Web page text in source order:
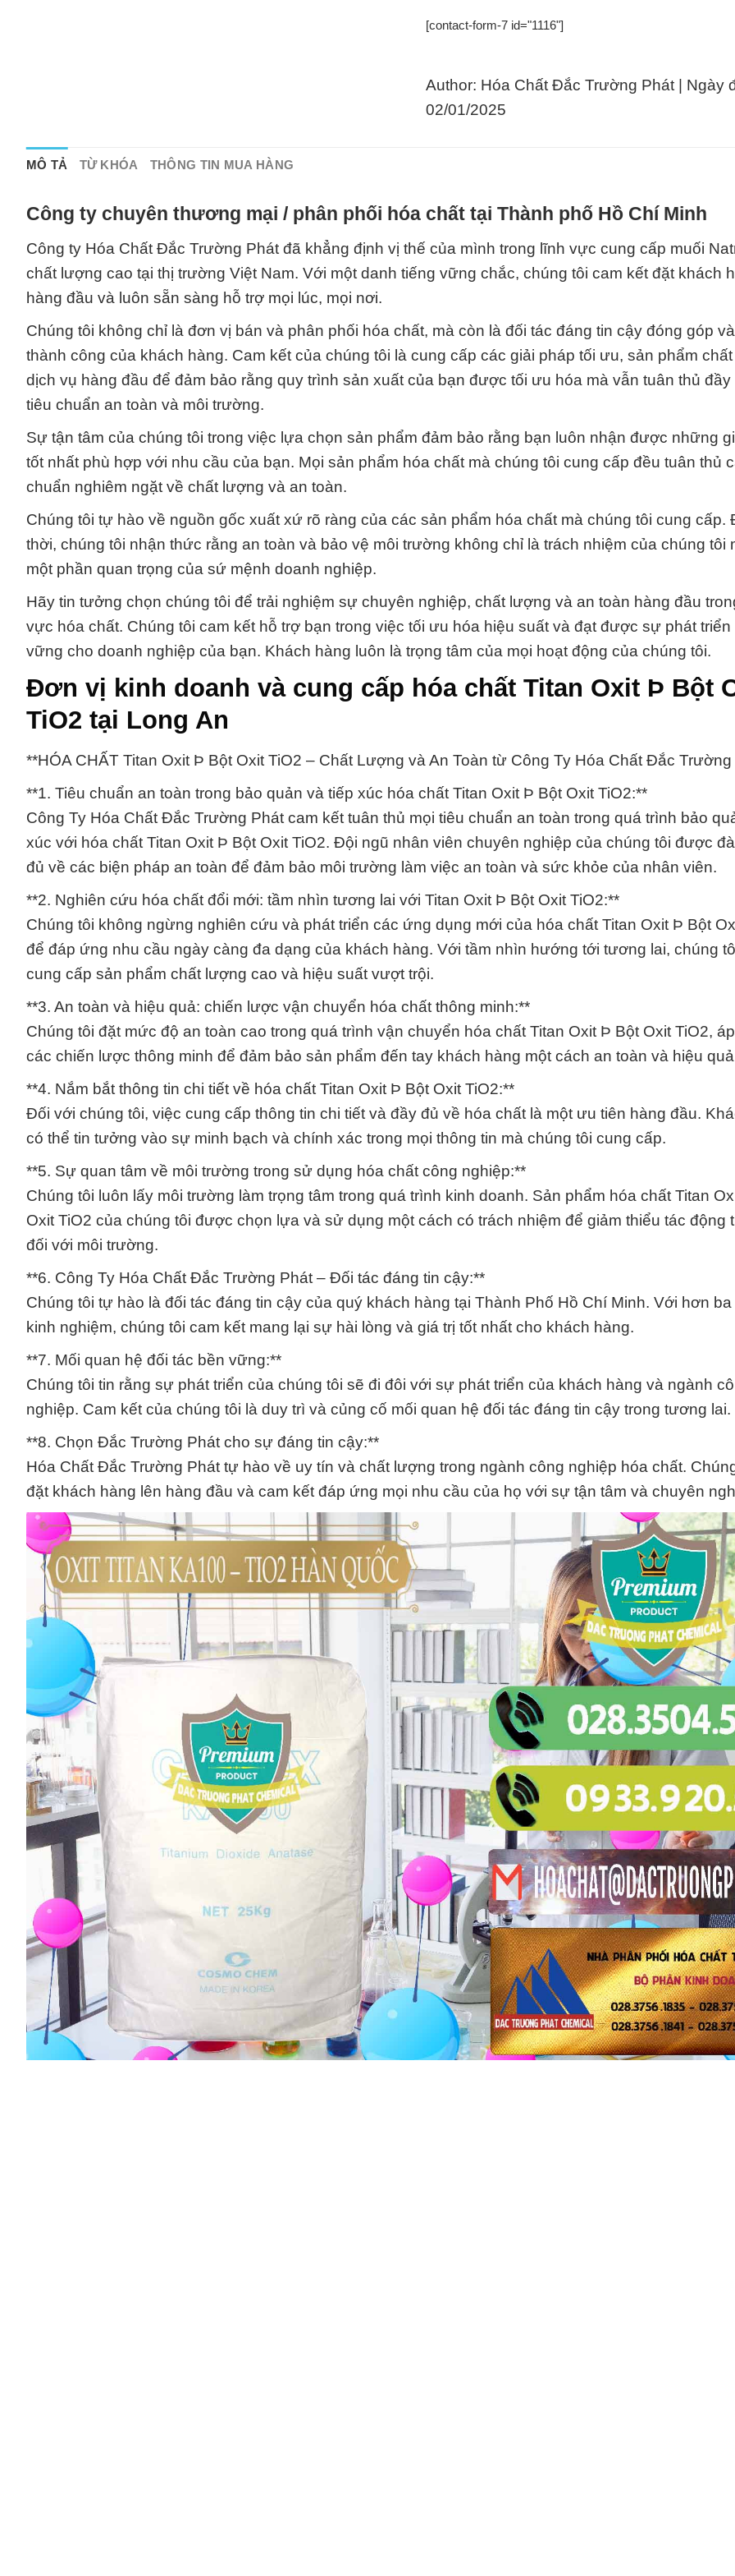
[contact-form-7 id="1116"]
Author: Hóa Chất Đắc Trường Phát | Ngày
02/01/2025
MÔ TẢ TỪ KHÓA THÔNG TIN MUA HÀNG
Công ty chuyên thương mại / phân phối hóa chất tại Thành phố Hồ Chí Minh
Công ty Hóa Chất Đắc Trường Phát đã khẳng định vị thế của mình trong lĩnh vực cung cấp muối
chất lượng cao tại thị trường Việt Nam. Với một danh tiếng vững chắc, chúng tôi cam kết đặt khách
hàng đầu và luôn sẵn sàng hỗ trợ mọi lúc, mọi nơi.
Chúng tôi không chỉ là đơn vị bán và phân phối hóa chất, mà còn là đối tác đáng tin cậy đóng góp
thành công của khách hàng. Cam kết của chúng tôi là cung cấp các giải pháp tối ưu, sản phẩm
dịch vụ hàng đầu để đảm bảo rằng quy trình sản xuất của bạn được tối ưu hóa mà vẫn tuân thủ đầy
tiêu chuẩn an toàn và môi trường.
Sự tận tâm của chúng tôi trong việc lựa chọn sản phẩm đảm bảo rằng bạn luôn nhận được những
tốt nhất phù hợp với nhu cầu của bạn. Mọi sản phẩm hóa chất mà chúng tôi cung cấp đều tuân thủ
chuẩn nghiêm ngặt về chất lượng và an toàn.
Chúng tôi tự hào về nguồn gốc xuất xứ rõ ràng của các sản phẩm hóa chất mà chúng tôi cung cấp.
thời, chúng tôi nhận thức rằng an toàn và bảo vệ môi trường không chỉ là trách nhiệm của chúng tôi
một phần quan trọng của sứ mệnh doanh nghiệp.
Hãy tin tưởng chọn chúng tôi để trải nghiệm sự chuyên nghiệp, chất lượng và an toàn hàng đầu
vực hóa chất. Chúng tôi cam kết hỗ trợ bạn trong việc tối ưu hóa hiệu suất và đạt được sự phát triển
vững cho doanh nghiệp của bạn. Khách hàng luôn là trọng tâm của mọi hoạt động của chúng tôi.
Đơn vị kinh doanh và cung cấp hóa chất Titan Oxit Þ Bột
TiO2 tại Long An
**HÓA CHẤT Titan Oxit Þ Bột Oxit TiO2 – Chất Lượng và An Toàn từ Công Ty Hóa Chất Đắc Trường
**1. Tiêu chuẩn an toàn trong bảo quản và tiếp xúc hóa chất Titan Oxit Þ Bột Oxit TiO2:**
Công Ty Hóa Chất Đắc Trường Phát cam kết tuân thủ mọi tiêu chuẩn an toàn trong quá trình bảo
xúc với hóa chất Titan Oxit Þ Bột Oxit TiO2. Đội ngũ nhân viên chuyên nghiệp của chúng tôi được
đủ về các biện pháp an toàn để đảm bảo môi trường làm việc an toàn và sức khỏe của nhân viên.
**2. Nghiên cứu hóa chất đổi mới: tầm nhìn tương lai với Titan Oxit Þ Bột Oxit TiO2:**
Chúng tôi không ngừng nghiên cứu và phát triển các ứng dụng mới của hóa chất Titan Oxit Þ Bột
để đáp ứng nhu cầu ngày càng đa dạng của khách hàng. Với tầm nhìn hướng tới tương lai, chúng
cung cấp sản phẩm chất lượng cao và hiệu suất vượt trội.
**3. An toàn và hiệu quả: chiến lược vận chuyển hóa chất thông minh:**
Chúng tôi đặt mức độ an toàn cao trong quá trình vận chuyển hóa chất Titan Oxit Þ Bột Oxit TiO2,
các chiến lược thông minh để đảm bảo sản phẩm đến tay khách hàng một cách an toàn và hiệu
**4. Nắm bắt thông tin chi tiết về hóa chất Titan Oxit Þ Bột Oxit TiO2:**
Đối với chúng tôi, việc cung cấp thông tin chi tiết và đầy đủ về hóa chất là một ưu tiên hàng đầu.
có thể tin tưởng vào sự minh bạch và chính xác trong mọi thông tin mà chúng tôi cung cấp.
**5. Sự quan tâm về môi trường trong sử dụng hóa chất công nghiệp:**
Chúng tôi luôn lấy môi trường làm trọng tâm trong quá trình kinh doanh. Sản phẩm hóa chất Titan
Oxit TiO2 của chúng tôi được chọn lựa và sử dụng một cách có trách nhiệm để giảm thiểu tác động
đối với môi trường.
**6. Công Ty Hóa Chất Đắc Trường Phát – Đối tác đáng tin cậy:**
Chúng tôi tự hào là đối tác đáng tin cậy của quý khách hàng tại Thành Phố Hồ Chí Minh. Với hơn
kinh nghiệm, chúng tôi cam kết mang lại sự hài lòng và giá trị tốt nhất cho khách hàng.
**7. Mối quan hệ đối tác bền vững:**
Chúng tôi tin rằng sự phát triển của chúng tôi sẽ đi đôi với sự phát triển của khách hàng và ngành
nghiệp. Cam kết của chúng tôi là duy trì và củng cố mối quan hệ đối tác đáng tin cậy trong tương lai.
**8. Chọn Đắc Trường Phát cho sự đáng tin cậy:**
Hóa Chất Đắc Trường Phát tự hào về uy tín và chất lượng trong ngành công nghiệp hóa chất.
đặt khách hàng lên hàng đầu và cam kết đáp ứng mọi nhu cầu của họ với sự tận tâm và chuyên